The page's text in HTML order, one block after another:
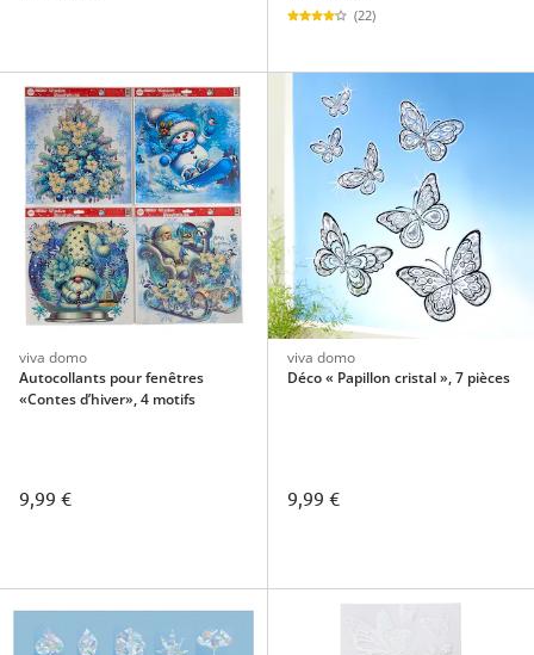
(22)
viva domo
Autocollants pour fenêtres
«Contes d’hiver», 4 motifs
9,99 €
viva domo
Déco « Papillon cristal », 7 pièces
9,99 €